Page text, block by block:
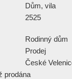
Dům, vila
2525
Rodinný dům
Prodej
České
prodána